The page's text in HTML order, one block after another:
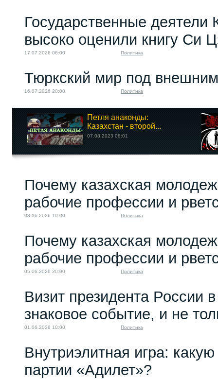
Государственные деятели
высоко оценили книгу Си
17.07.2026 06:00 Политика
Тюркский мир под
16.07.2026 20:00 Политика
Петля анаконды:
Казахстан - второй...
07.08.2023 08:01
Почему казахская
рабочие профессии и
08.06.2026 10:00 Политика
Почему казахская
рабочие профессии и
05.06.2026 20:00 Политика
Визит президента России
знаковое событие, и не
01.06.2026 10:00 Политика
Внутриэлитная игра: какую
партии «Адилет»?